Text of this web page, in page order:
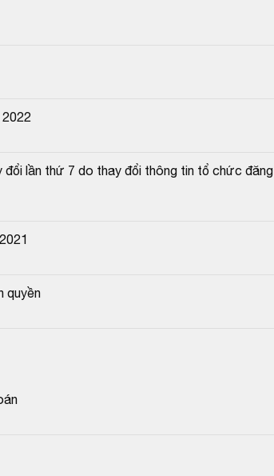
đổi lần thứ 7 do thay đổi thông tin tổ chức đăng
quyền